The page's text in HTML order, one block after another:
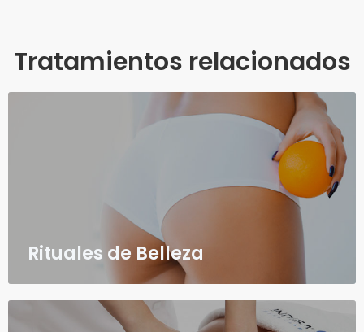
Tratamientos relacionados
Rituales de Belleza